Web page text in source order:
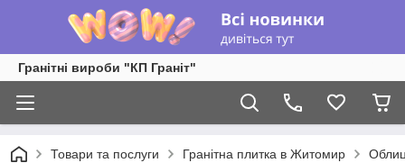
Гранітні вироби "КП Граніт"
Товари та послуги Гранітна плитка в Житомир